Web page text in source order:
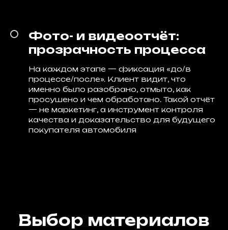
Фото- и видеоотчёт:
прозрачность процесса
На каждом этапе — фиксация «до/в
процессе/после». Клиент видит, что
именно было разобрано, отмыто, как
просушено и чем обработано. Такой отчёт
— не маркетинг, а инструмент контроля
качества и доказательство для будущего
покупателя автомобиля
Выбор материалов